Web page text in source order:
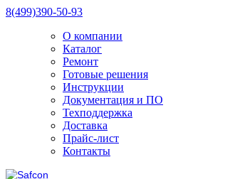
8(499)390-50-93
О компании
Каталог
Ремонт
Готовые решения
Инструкции
Документация и ПО
Техподдержка
Доставка
Прайс-лист
Контакты